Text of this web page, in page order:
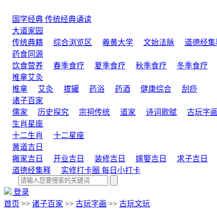
国学经典 传统经典诵读
大道家园
传统典籍
综合浏览区 羲黄大学 文始法脉
道德经集
药食同源
饮食营养
春季食疗 夏季食疗 秋季食疗 冬季食疗
推拿艾灸
推拿
艾灸 拔罐 药浴 药酒 健康综合
刮痧
诸子百家
儒家
历史探究 宗祠传统 道家 诗词歌赋 古玩字画
生肖星座
十二生肖
十二星座
黄道吉日
搬家吉日
开业吉日 装修吉日 嫁娶吉日
求子吉日
道德经集释
实修打卡圈 每日小打卡
登录
首页 >> 诸子百家 >> 古玩字画 >> 古玩文玩